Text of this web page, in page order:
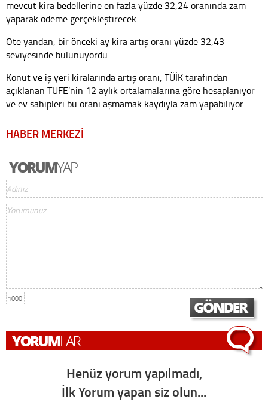
mevcut kira bedellerine en fazla yüzde 32,24 oranında zam
yaparak ödeme gerçekleştirecek.
Öte yandan, bir önceki ay kira artış oranı yüzde 32,43
seviyesinde bulunuyordu.
Konut ve iş yeri kiralarında artış oranı, TÜİK tarafından
açıklanan TÜFE’nin 12 aylık ortalamalarına göre hesaplanıyor
ve ev sahipleri bu oranı aşmamak kaydıyla zam yapabiliyor.
HABER MERKEZİ
1000
Henüz yorum yapılmadı,
İlk Yorum yapan siz olun...